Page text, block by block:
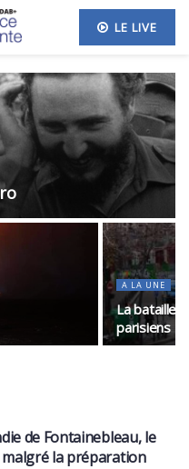
LE LIVE
A LA UNE
La bataille
parisiens
de Fontainebleau, le
la préparation